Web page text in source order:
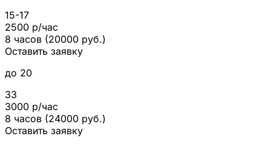
15-17
2500 р/час
8 часов (20000 руб.)
Оставить заявку
до 20
33
3000 р/час
8 часов (24000 руб.)
Оставить заявку